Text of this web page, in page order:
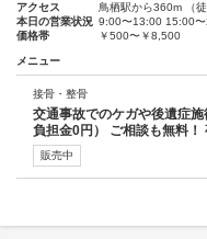
アクセス
鳥栖駅から360m （徒
本日の営業状況 9:00〜13:00 15:00
価格帯
￥500〜￥8,500
メニュー
接骨・整骨
交通事故でのケガや後遺症施
負担金0円） ご相談も無料
販売中